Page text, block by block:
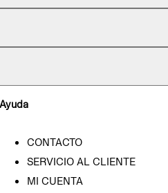
Ayuda
CONTACTO
SERVICIO AL CLIENTE
MI CUENTA